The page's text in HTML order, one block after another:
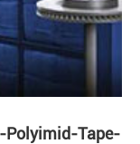
Polyimid-Tape-